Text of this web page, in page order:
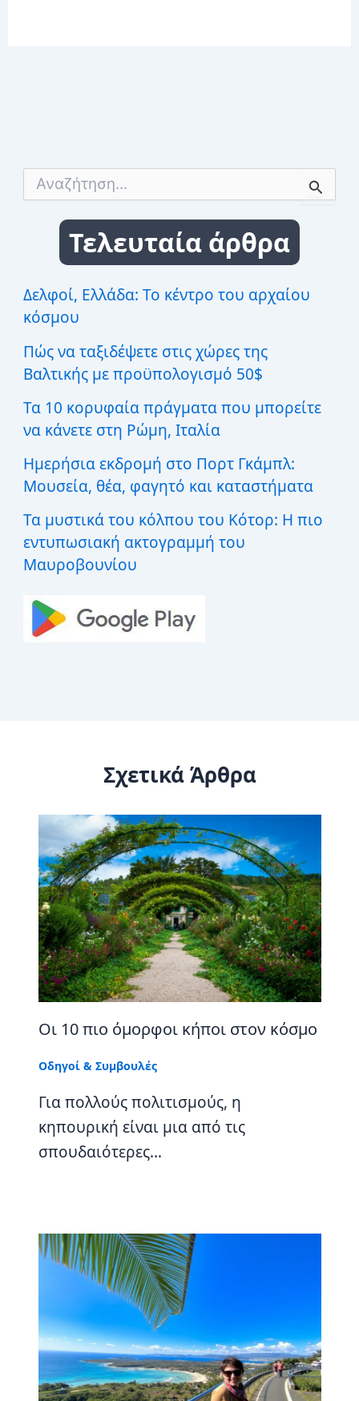
σ
η
γ
α
:
Τελευταία άρθρα
Δελφοί, Ελλάδα: Το κέντρο του αρχαίου
κόσμου
Πώς να ταξιδέψετε στις χώρες της
Βαλτικής με προϋπολογισμό 50$
Τα 10 κορυφαία πράγματα που μπορείτε
να κάνετε στη Ρώμη, Ιταλία
Ημερήσια εκδρομή στο Πορτ Γκάμπλ:
Μουσεία, θέα, φαγητό και καταστήματα
Τα μυστικά του κόλπου του Κότορ: Η πιο
εντυπωσιακή ακτογραμμή του
Μαυροβουνίου
Σχετικά Άρθρα
Οι 10 πιο όμορφοι κήποι στον κόσμο
Οδηγοί & Συμβουλές
Για πολλούς πολιτισμούς, η
κηπουρική είναι μια από τις
σπουδαιότερες…